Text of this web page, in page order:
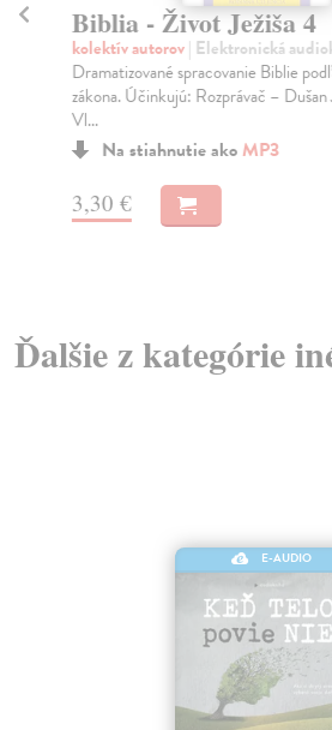
Biblia - Život Ježiša 4
kolektív autorov| Elektronická
Dramatizované spracovanie Biblie
zákona. Účinkujú: Rozprávač –
Vl...
Na stiahnutie akoMP3
3,30 €
Ďalšie z kategórie
E-AUDIO